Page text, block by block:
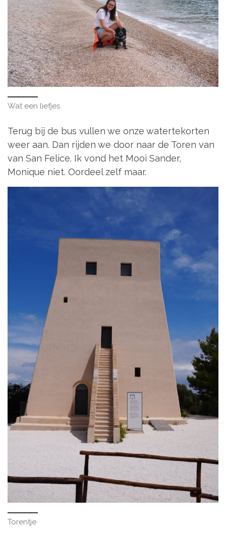
Wat een liefjes
Terug bij de bus vullen we onze watertekorten
weer aan. Dan rijden we door naar de Toren van
van San Felice. Ik vond het Mooi Sander,
Monique niet. Oordeel zelf maar.
Torentje